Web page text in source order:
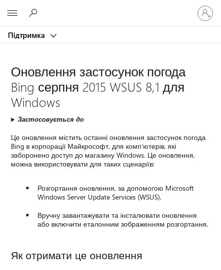
Підтримка
Увійдіть
свій
запис
Оновлення застосунок погода
Bing серпня 2015 WSUS 8,1 для
Windows
Застосовується до
Це оновлення містить останні оновлення застосунок погода
Bing в корпорації Майкрософт, для комп'ютерів, які
заборонено доступ до магазину Windows. Це оновлення,
можна використовувати для таких сценаріїв:
Розгортання оновлення, за допомогою Microsoft
Windows Server Update Services (WSUS).
Вручну завантажувати та інсталювати оновлення
або включити еталонним зображенням розгортання.
Як отримати це оновлення